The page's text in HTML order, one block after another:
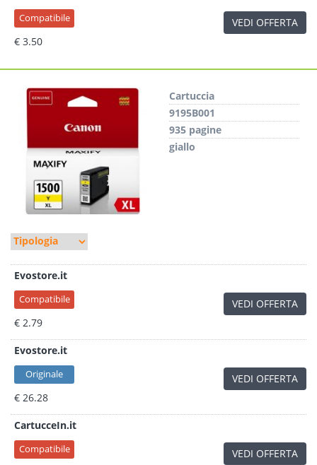
Compatibile
€ 3.50
VEDI OFFERTA
Cartuccia
9195B001
935 pagine
giallo
Evostore.it
Compatibile
€ 2.79
VEDI OFFERTA
Evostore.it
Originale
€ 26.28
VEDI OFFERTA
CartucceIn.it
Compatibile VEDI OFFERTA